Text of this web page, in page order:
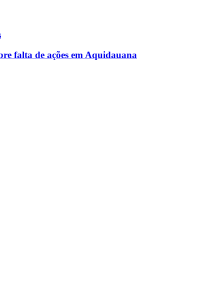
falta de ações em Aquidauana